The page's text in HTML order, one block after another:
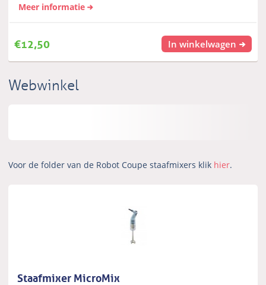
Meer informatie
€12,50 In winkelwagen
Webwinkel
Voor de folder van de Robot Coupe staafmixers klik hier.
Staafmixer MicroMix